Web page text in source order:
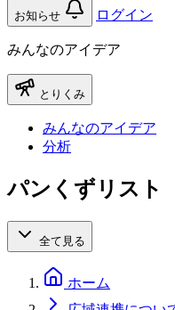
お知らせ ログイン
みんなのアイデア
とりくみ
みんなのアイデア
分析
パンくずリスト
全て見る
ホーム